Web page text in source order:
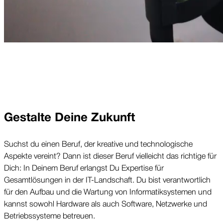
Gestalte Deine Zukunft
Suchst du einen Beruf, der kreative und technologische
Aspekte vereint? Dann ist dieser Beruf vielleicht das richtige für
Dich: In Deinem Beruf erlangst Du Expertise für
Gesamtlösungen in der IT-Landschaft. Du bist verantwortlich
für den Aufbau und die Wartung von Informatiksystemen und
kannst sowohl Hardware als auch Software, Netzwerke und
Betriebssysteme betreuen.